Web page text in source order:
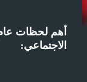
الاجتماعي: